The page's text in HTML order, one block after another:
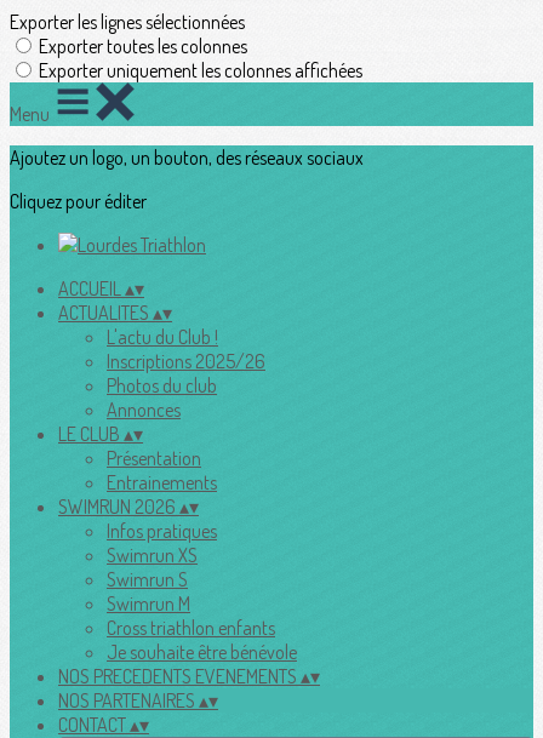
Exporter les lignes sélectionnées
Exporter toutes les colonnes
Exporter uniquement les colonnes affichées
Menu
Ajoutez un logo, un bouton, des réseaux sociaux
Cliquez pour éditer
ACCUEIL▴▾
ACTUALITES ▴▾
L'actu du Club !
Inscriptions 2025/26
Photos du club
Annonces
LE CLUB ▴▾
Présentation
Entrainements
SWIMRUN 2026 ▴▾
Infos pratiques
Swimrun XS
Swimrun S
Swimrun M
Cross triathlon enfants
Je souhaite être bénévole
NOS PRECEDENTS EVENEMENTS ▴▾
NOS PARTENAIRES ▴▾
CONTACT▴▾